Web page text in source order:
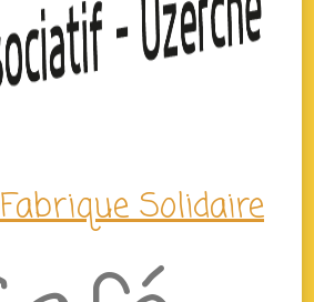
Solidaire